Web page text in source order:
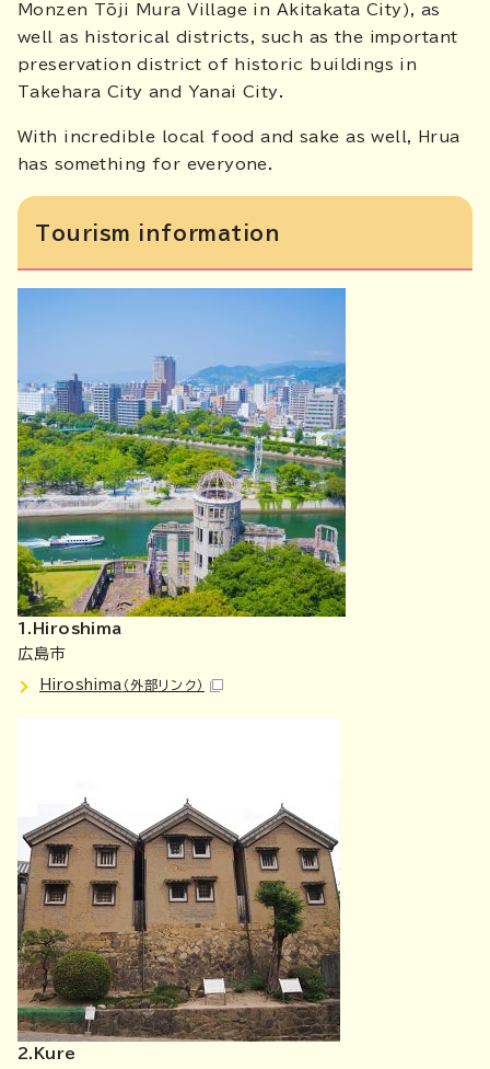
Monzen Tōji Mura Village in Akitakata City), as
well as historical districts, such as the important
preservation district of historic buildings in
Takehara City and Yanai City.
With incredible local food and sake as well, Hrua
has something for everyone.
Tourism information
1.Hiroshima
広島市
Hiroshima （外部リンク）
2.Kure